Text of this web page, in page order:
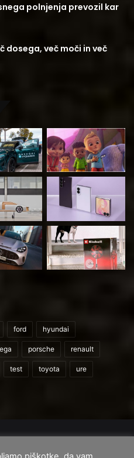
polnjenja prevozil kar
dosega, več moči in več
ford hyundai
porsche renault
test toyota ure